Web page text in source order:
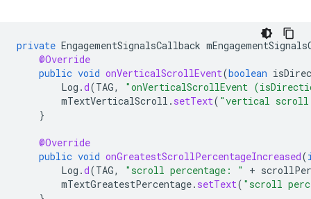
private EngagementSignalsCallback
@Override
public void onVerticalScrollEvent(boolean
Log .d(TAG,
"onVerticalScrollEvent
mTextVerticalScroll . setText( "vertical
}
@Override
public void onGreatestScrollPercentageIncreased(
Log .d(TAG, "scroll percentage: " +
mTextGreatestPercentage. setText( "scroll